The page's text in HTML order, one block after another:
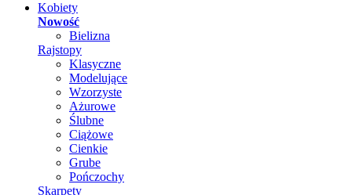
Kobiety
Nowość
Bielizna
Rajstopy
Klasyczne
Modelujące
Wzorzyste
Ażurowe
Ślubne
Ciążowe
Cienkie
Grube
Pończochy
Skarpety